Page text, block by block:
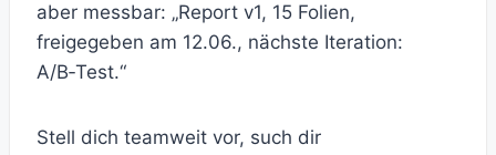
aber messbar: „Report v1, 15 Folien,
freigegeben am 12.06., nächste Iteration:
A/B‑Test.“
Stell dich teamweit vor, such dir